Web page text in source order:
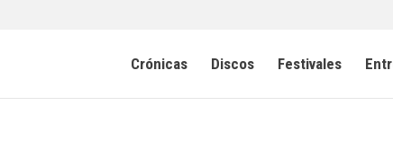
Crónicas Discos Festivales